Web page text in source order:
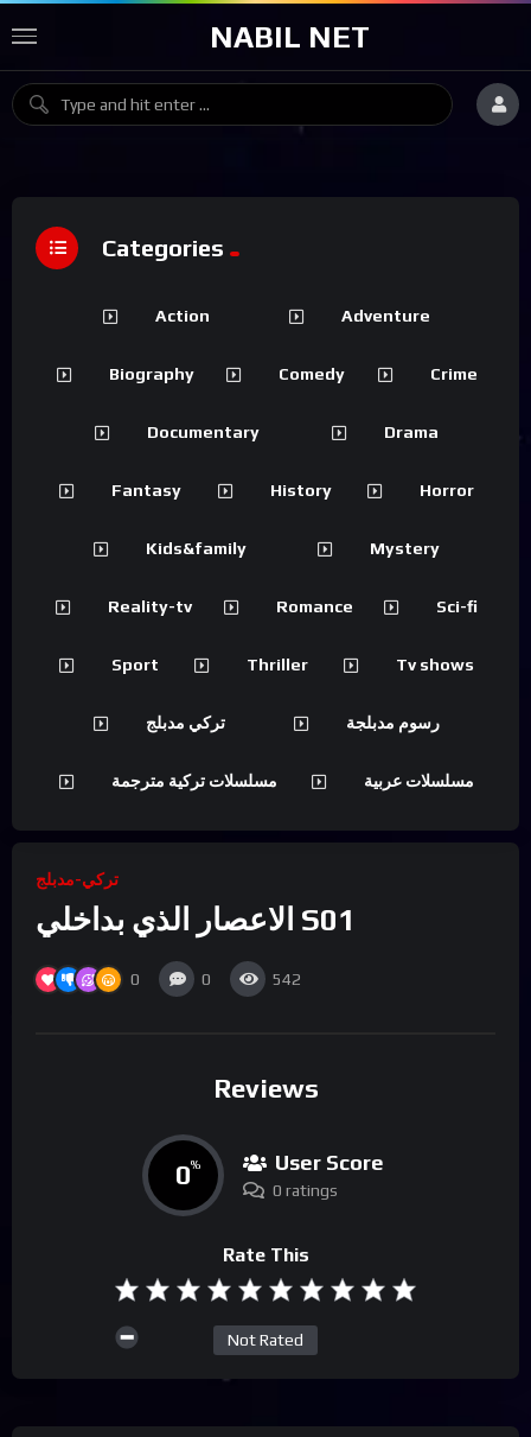
NABIL NET
تركي-مدبلج
الاعصار الذي بداخلي S01
0 0 542
Reviews
0% User Score
0 ratings
Rate This
Not Rated
Categories
Action Adventure
Biography Comedy Crime
Documentary Drama
Fantasy History Horror
Kids&family Mystery
Reality-tv Romance Sci-fi
Sport Thriller Tv shows
تركي مدبلج رسوم مدبلجة
مسلسلات تركية مترجمة مسلسلات عربية